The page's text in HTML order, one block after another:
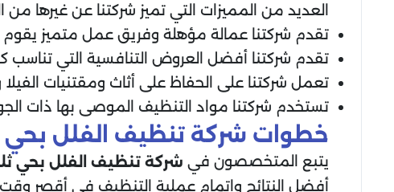
العديد من المميزات التي تميز شركتنا عن غيرها
تقدم شركتنا عمالة مؤهلة وفريق عمل متميز
تقدم شركتنا أفضل العروض التنافسية التي تناسب
تعمل شركتنا على الحفاظ على أثاث ومقتنيات
تستخدم شركتنا مواد التنظيف الموصى بها ذات
خطوات شركة تنظيف الفلل بحي
يتبع المتخصصون في شركة تنظيف الفلل بحي
أفضل النتائج وإتمام عملية التنظيف في أقصر